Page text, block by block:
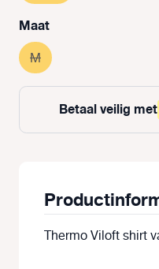
Selecteer
Maat
M(Deze optie is
Betaal veilig met
Thermo Viloft shirt